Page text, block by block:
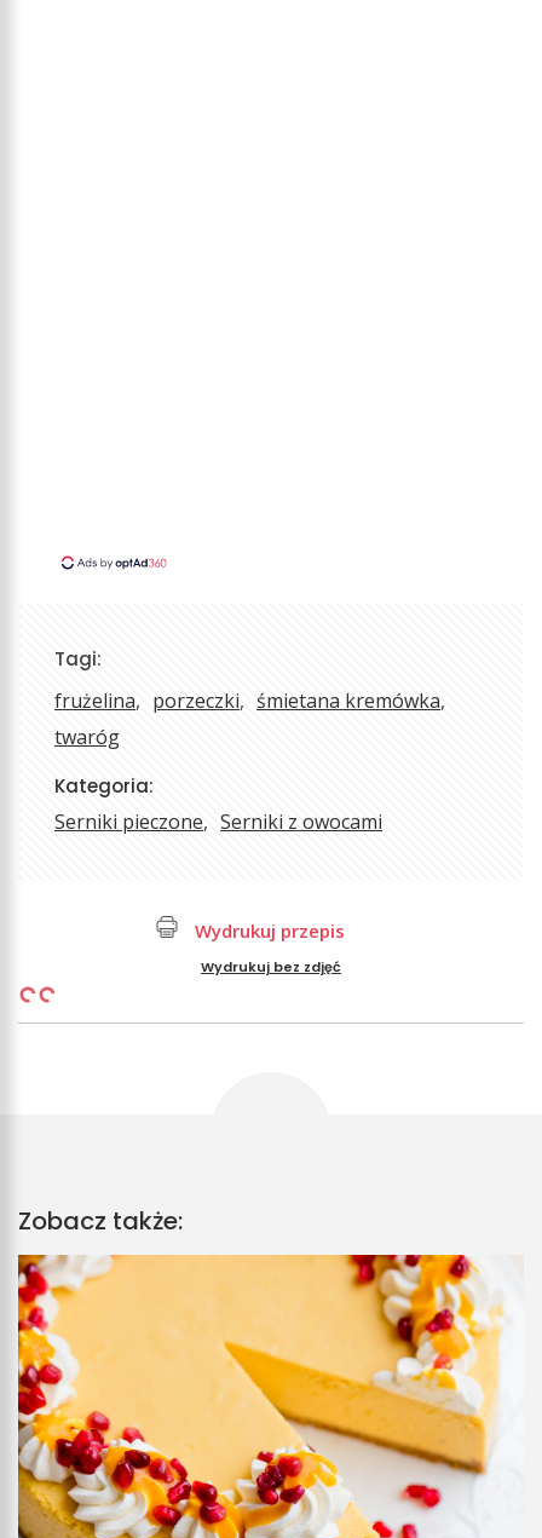
Tagi:
frużelina porzeczki
śmietana kremówka
twaróg
Kategoria:
Serniki pieczone Serniki z owocami
Wydrukuj przepis
Wydrukuj bez zdjęć
Zobacz także: